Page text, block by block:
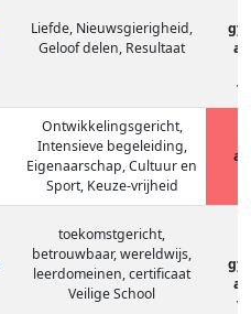
Liefde, Nieuwsgierigheid,
Geloof delen, Resultaat
Ontwikkelingsgericht,
Intensieve begeleiding,
Eigenaarschap, Cultuur en
Sport, Keuze-vrijheid
toekomstgericht,
betrouwbaar, wereldwijs,
leerdomeinen, certificaat
Veilige School